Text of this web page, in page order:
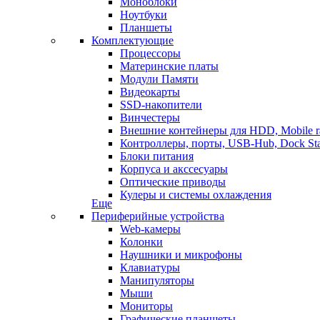
Ноутбуки
Планшеты
Комплектующие
Процессоры
Материнские платы
Модули Памяти
Видеокарты
SSD-накопители
Винчестеры
Внешние контейнеры для HDD, Mobile
Контроллеры, порты, USB-Hub, Dock
Блоки питания
Корпуса и акссесуары
Оптические приводы
Кулеры и системы охлаждения
Еще
Периферийные устройства
Web-камеры
Колонки
Наушники и микрофоны
Клавиатуры
Манипуляторы
Мыши
Мониторы